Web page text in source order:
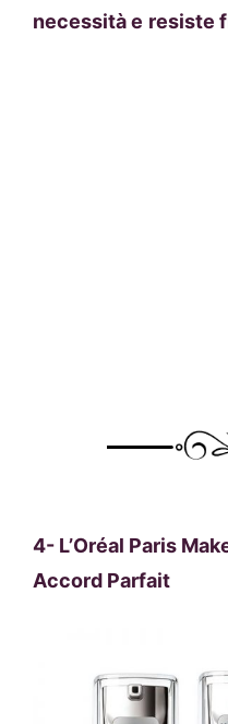
necessità e resiste
4- L’Oréal Paris
Accord Parfait